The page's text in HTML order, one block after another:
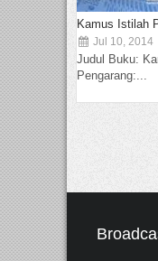
Kamus Istilah
Jul 10, 2014
Judul Buku:
Pengarang:...